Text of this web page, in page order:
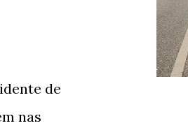
de
nas